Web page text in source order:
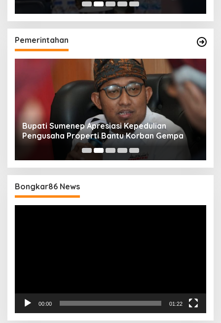
Pemerintahan
Bupati Sumenep Apresiasi Kepedulian
Pengusaha Properti Bantu Korban Gempa
Bongkar86 News
00:00 01:22